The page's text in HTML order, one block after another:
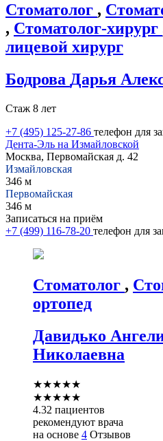
Стоматолог ,
, Стоматолог-хирург
лицевой хирург
Бодрова Дарья
Стаж 8 лет
+7 (495) 125-27-86 телефон для
Дента-Эль на Измайловской
Москва, Первомайская д. 42
Измайловская
346 м
Первомайская
346 м
Записаться на приём
+7 (499) 116-78-20 телефон для
Стоматолог ,
ортопед
Давидько
Николаевна
★★★★★
★★★★★
4.32 пациентов
рекомендуют врача
на основе 4 Отзывов